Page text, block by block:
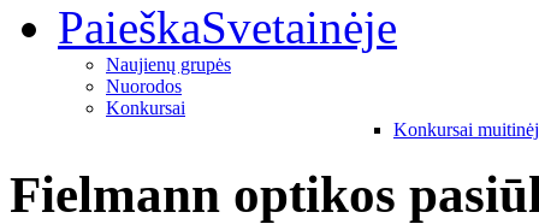
PaieškaSvetainėje
Naujienų grupės
Nuorodos
Konkursai
Konkursai
Fielmann optikos